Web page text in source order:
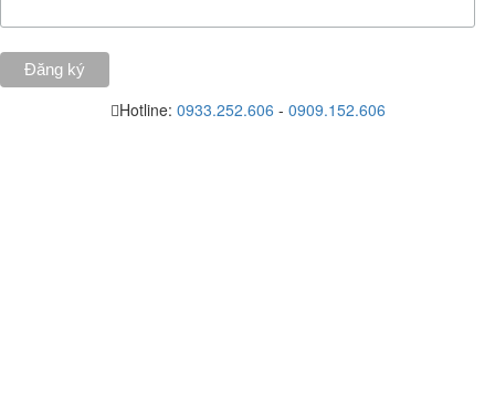
Hotline: 0933.252.606 - 0909.152.606